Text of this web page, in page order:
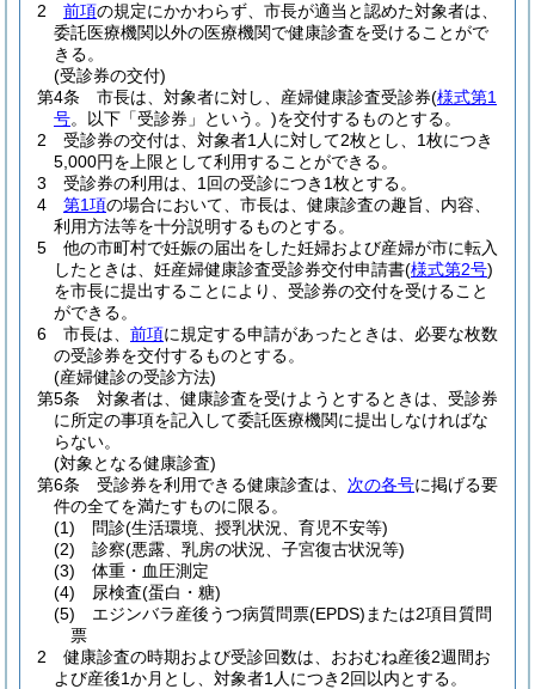
2
前項の規定にかかわらず、市長が適当と認めた対象者は、
委託医療機関以外の医療機関で健康診査を受けることがで
きる。
(受診券の交付)
第4条
市長は、対象者に対し、産婦健康診査受診券(様式第1
号。以下「受診券」という。)を交付するものとする。
2
受診券の交付は、対象者1人に対して2枚とし、1枚につき
5,000円を上限として利用することができる。
3
受診券の利用は、1回の受診につき1枚とする。
4
第1項の場合において、市長は、健康診査の趣旨、内容、
利用方法等を十分説明するものとする。
5
他の市町村で妊娠の届出をした妊婦および産婦が市に転入
したときは、妊産婦健康診査受診券交付申請書(様式第2号)
を市長に提出することにより、受診券の交付を受けること
ができる。
6
市長は、 前項に規定する申請があったときは、必要な枚数
の受診券を交付するものとする。
(産婦健診の受診方法)
第5条
対象者は、健康診査を受けようとするときは、受診券
に所定の事項を記入して委託医療機関に提出しなければな
らない。
(対象となる健康診査)
第6条
受診券を利用できる健康診査は、 次の各号に掲げる要
件の全てを満たすものに限る。
(1)
問診(生活環境、授乳状況、育児不安等)
(2)
診察(悪露、乳房の状況、子宮復古状況等)
(3)
体重・血圧測定
(4)
尿検査(蛋白・糖)
(5)
エジンバラ産後うつ病質問票(EPDS) または2項目質問
票
2
健康診査の時期および受診回数は、おおむね産後2週間お
よび産後1か月とし、対象者1人につき2回以内とする。